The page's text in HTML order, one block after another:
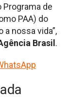
Programa de
PAA) do
nossa vida”,
Brasil.